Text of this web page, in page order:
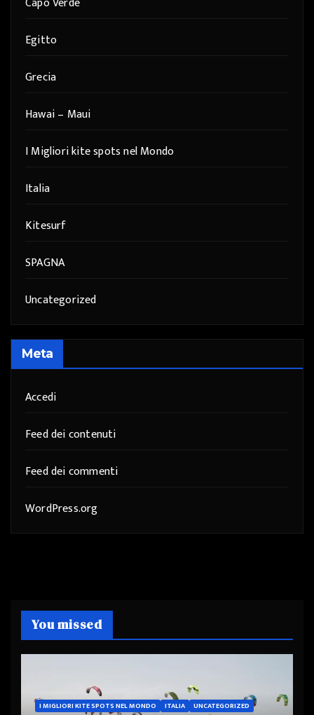
Egitto
Grecia
Hawai – Maui
I Migliori kite spots nel Mondo
Italia
Kitesurf
SPAGNA
Uncategorized
Meta
Accedi
Feed dei contenuti
Feed dei commenti
WordPress.org
You missed
I MIGLIORI KITE SPOTS NEL MONDO ITALIA UNCATEGORIZED